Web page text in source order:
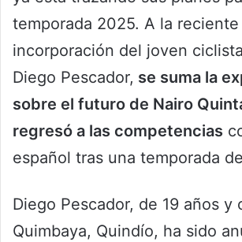
temporada 2025. A la reciente
incorporación del joven
Diego Pescador, se suma la
sobre el futuro de Nairo
regresó a las competencias
español tras una temporada
Diego Pescador, de 19 años y
Quimbaya, Quindío, ha sido